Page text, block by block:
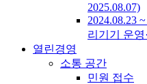
2025.08.07)
2024.08.23
리기기 운영
열린경영
소통 공간
민원 접수